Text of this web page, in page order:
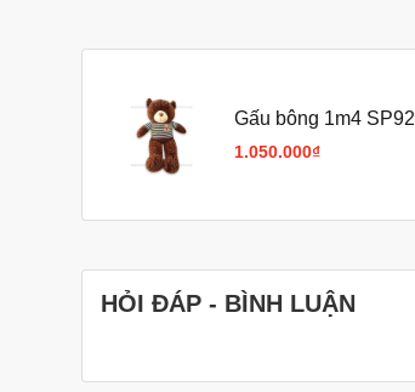
Gấu bông 1m4 SP92
1.050.000₫
HỎI ĐÁP - BÌNH LUẬN